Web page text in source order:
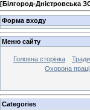
[Білгород-Дністровська
Форма входу
Меню сайту
Головна сторінка
Охорона
Categories